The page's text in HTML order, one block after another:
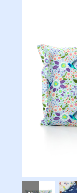
previous
next